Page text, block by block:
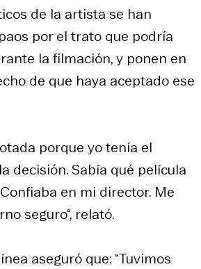
de la artista se han
por el trato que podría
la filmación, y ponen en
de que haya aceptado ese
porque yo tenía el
decisión. Sabía qué película
en mi director. Me
seguro“, relató.
aseguró que: “Tuvimos